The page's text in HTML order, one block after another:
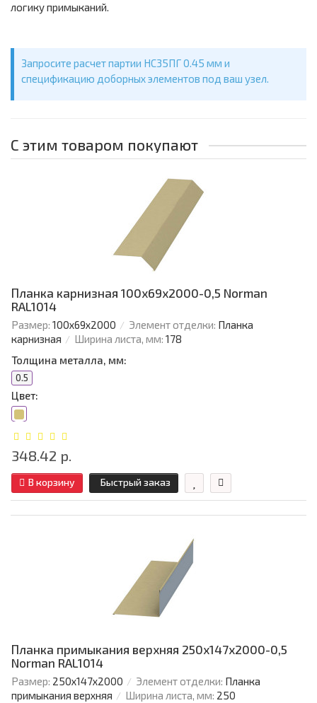
логику примыканий.
Запросите расчет партии НС35ПГ 0.45 мм и
спецификацию доборных элементов под ваш узел.
С этим товаром покупают
Планка карнизная 100х69х2000-0,5 Norman
RAL1014
Размер: 100х69х2000 Элемент отделки: Планка
карнизная
Ширина листа, мм: 178
Толщина металла, мм:
0.5
Цвет:
348.42 р.
В корзину Быстрый заказ
Планка примыкания верхняя 250х147х2000-0,5
Norman RAL1014
Размер: 250х147х2000 Элемент отделки: Планка
примыкания верхняя
Ширина листа, мм: 250